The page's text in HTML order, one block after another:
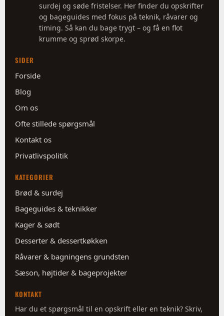
surdej og søde fristelser. Her finder du opskrifter
og bageguides med fokus på teknik, råvarer og
timing. Så kan du bage trygt – og få en flot
krumme og sprød skorpe.
SIDER
Forside
Blog
Om os
Ofte stillede spørgsmål
Kontakt os
Privatlivspolitik
KATEGORIER
Brød & surdej
Bageguides & teknikker
Kager & sødt
Desserter & dessertkøkken
Råvarer & bagningens grundsten
Sæson, højtider & bageprojekter
KONTAKT
Har du et spørgsmål til en opskrift eller en teknik? Skriv,